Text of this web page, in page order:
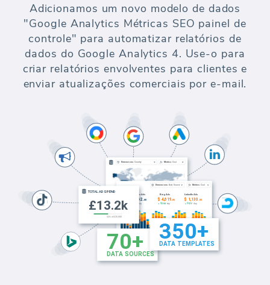
Adicionamos um novo modelo de dados
"Google Analytics Métricas SEO painel de
controle" para automatizar relatórios de
dados do Google Analytics 4. Use-o para
criar relatórios envolventes para clientes e
enviar atualizações comerciais por e-mail.